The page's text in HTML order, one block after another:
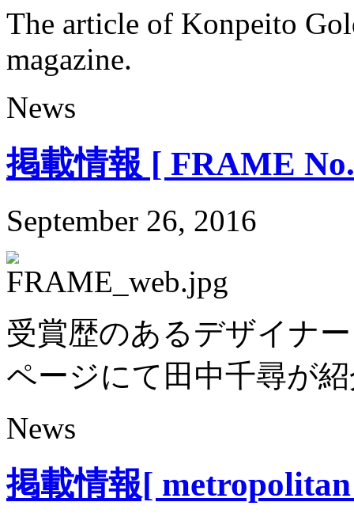
The article of Konpeito
magazine.
News
掲載情報 [ FRAME
September 26, 2016
受賞歴のあるデザイナー
ページにて田中千尋が
News
掲載情報[